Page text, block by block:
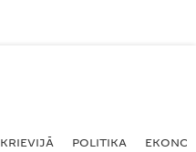
KRIEVIJĀ POLITIKA